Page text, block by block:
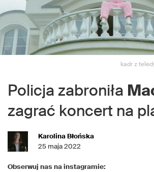
kadr z
Policja zabroniła
zagrać koncert na
Karolina Błońska
25 maja 2022
Obserwuj nas na instagramie: